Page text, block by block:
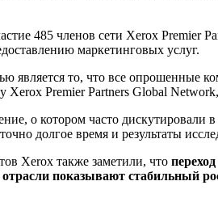
485 членов сети Xerox
маркетинговых услуг.
является то, что все
Premier Partners Global
о котором часто дискутировали
долгое время и результаты
Xerox также заметили, что
показывают стабильный